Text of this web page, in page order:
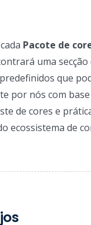
Pacote de
uma
que
por nós com
de cores e
ecossistema de